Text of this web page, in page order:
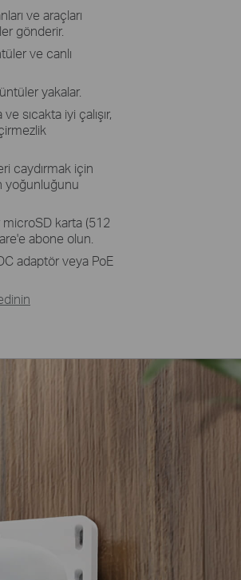
ve araçları
gönderir.
ve canlı
yakalar.
sıcakta iyi çalışır,
caydırmak için
yoğunluğunu
microSD karta (512
abone olun.
adaptör veya PoE